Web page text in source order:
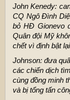
John Kenedy:
CQ Ngô Đình
bỏ HĐ Gionevo
Quân đội Mỹ
chết vì định bật
Johnson: đưa
các chiến dịch
cùng đồng minh
và bị tổng tấn